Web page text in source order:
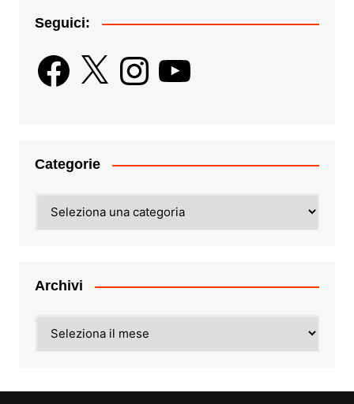
Seguici:
Facebook
X InstagramYouTube
Categorie
Archivi